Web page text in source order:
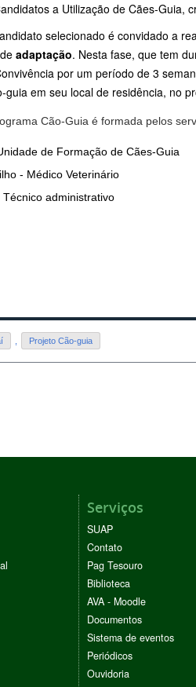
a Utilização de Cães-Guia,
selecionado é convidado a
adaptação. Nesta fase, que tem
por um período de 3
em seu local de residência, no
Cão-Guia é formada pelos
de Formação de Cães-Guia
- Médico Veterinário
administrativo
, Projeto Cão-guia
Serviços
SUAP
Contato
Pag Tesouro
Biblioteca
AVA - Moodle
Documentos
Sistema de eventos
Periódicos
Ouvidoria